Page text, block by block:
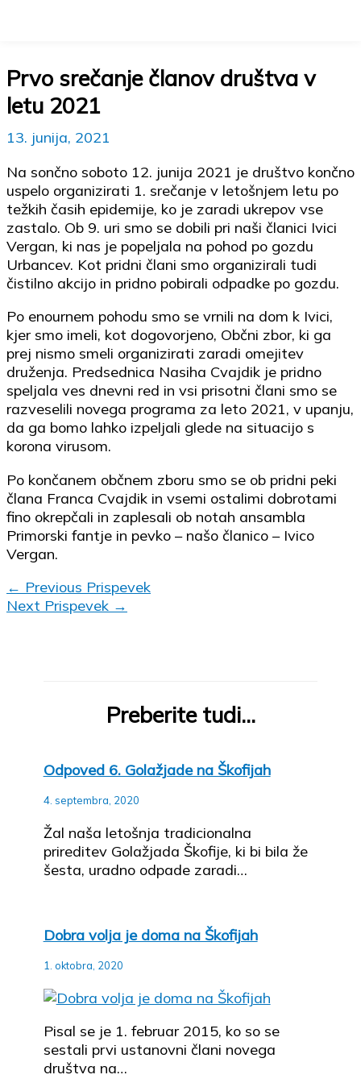
Skip
to
content
Prvo srečanje članov društva v
letu 2021
13. junija, 2021
Na sončno soboto 12. junija 2021 je društvo končno
uspelo organizirati 1. srečanje v letošnjem letu po
težkih časih epidemije, ko je zaradi ukrepov vse
zastalo. Ob 9. uri smo se dobili pri naši članici Ivici
Vergan, ki nas je popeljala na pohod po gozdu
Urbancev. Kot pridni člani smo organizirali tudi
čistilno akcijo in pridno pobirali odpadke po gozdu.
Po enournem pohodu smo se vrnili na dom k Ivici,
kjer smo imeli, kot dogovorjeno, Občni zbor, ki ga
prej nismo smeli organizirati zaradi omejitev
druženja. Predsednica Nasiha Cvajdik je pridno
speljala ves dnevni red in vsi prisotni člani smo se
razveselili novega programa za leto 2021, v upanju,
da ga bomo lahko izpeljali glede na situacijo s
korona virusom.
Po končanem občnem zboru smo se ob pridni peki
člana Franca Cvajdik in vsemi ostalimi dobrotami
fino okrepčali in zaplesali ob notah ansambla
Primorski fantje in pevko – našo članico – Ivico
Vergan.
← Previous Prispevek
Next Prispevek →
Preberite tudi...
Odpoved 6. Golažjade na Škofijah
4. septembra, 2020
Žal naša letošnja tradicionalna
prireditev Golažjada Škofije, ki bi bila že
šesta, uradno odpade zaradi…
Dobra volja je doma na Škofijah
1. oktobra, 2020
Pisal se je 1. februar 2015, ko so se
sestali prvi ustanovni člani novega
društva na…